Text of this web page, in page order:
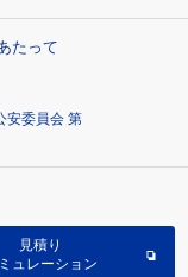
たって
安委員会 第
見積り
ュレーション